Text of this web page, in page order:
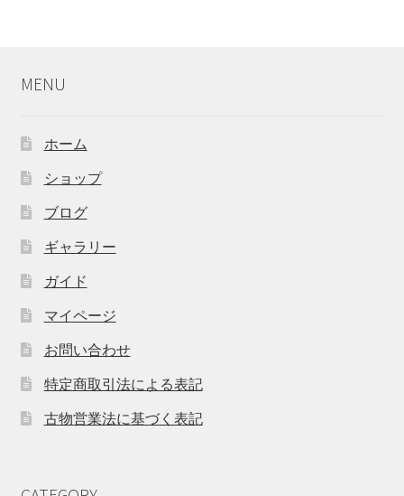
MENU
ホーム
ショップ
ブログ
ギャラリー
ガイド
マイページ
お問い合わせ
特定商取引法による表記
古物営業法に基づく表記